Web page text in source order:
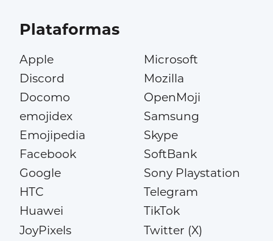
Plataformas
Apple
Discord
Docomo
emojidex
Emojipedia
Facebook
Google
HTC
Huawei
JoyPixels
Microsoft
Mozilla
OpenMoji
Samsung
Skype
SoftBank
Sony Playstation
Telegram
TikTok
Twitter (X)